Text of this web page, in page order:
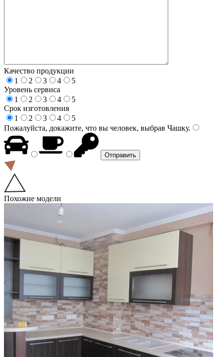
Качество продукции
1
2 3 4
5
Уровень сервиса
1
2 3 4
5
Срок изготовления
1
2 3 4
5
Пожалуйста, докажите, что вы человек, выбрав Чашку.
Похожие модели